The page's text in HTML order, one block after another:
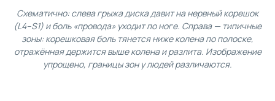
Схематично: слева грыжа диска давит на нервный корешок
(L4–S1) и боль «провода» уходит по ноге. Справа — типичные
зоны: корешковая боль тянется ниже колена по полоске,
отражённая держится выше колена и разлита. Изображение
упрощено, границы зон у людей различаются.